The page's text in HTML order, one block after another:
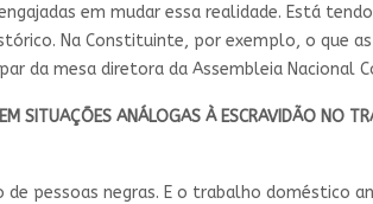
em mudar essa realidade. Está
Na Constituinte, por exemplo, o que
da mesa diretora da Assembleia Nacional
SITUAÇÕES ANÁLOGAS À ESCRAVIDÃO NO
pessoas negras. E o trabalho doméstico